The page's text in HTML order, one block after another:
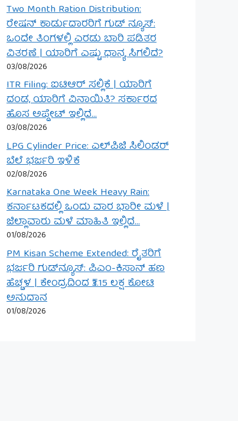
Two Month Ration Distribution:
ರೇಷನ್ ಕಾರ್ಡುದಾರರಿಗೆ ಗುಡ್ ನ್ಯೂಸ್:
ಒಂದೇ ತಿಂಗಳಲ್ಲಿ ಎರಡು ಬಾರಿ ಪಡಿತರ
ವಿತರಣೆ | ಯಾರಿಗೆ ಎಷ್ಟು ಧಾನ್ಯ ಸಿಗಲಿದೆ?
03/08/2026
ITR Filing: ಐಟಿಆರ್ ಸಲ್ಲಿಕೆ | ಯಾರಿಗೆ
ದಂಡ, ಯಾರಿಗೆ ವಿನಾಯಿತಿ? ಸರ್ಕಾರದ
ಹೊಸ ಅಪ್ಡೇಟ್ ಇಲ್ಲಿದೆ…
03/08/2026
LPG Cylinder Price: ಎಲ್‌ಪಿಜಿ ಸಿಲಿಂಡರ್
ಬೆಲೆ ಭರ್ಜರಿ ಇಳಿಕೆ
02/08/2026
Karnataka One Week Heavy Rain:
ಕರ್ನಾಟಕದಲ್ಲಿ ಒಂದು ವಾರ ಭಾರೀ ಮಳೆ |
ಜಿಲ್ಲಾವಾರು ಮಳೆ ಮಾಹಿತಿ ಇಲ್ಲಿದೆ…
01/08/2026
PM Kisan Scheme Extended: ರೈತರಿಗೆ
ಭರ್ಜರಿ ಗುಡ್‌ನ್ಯೂಸ್: ಪಿಎಂ-ಕಿಸಾನ್ ಹಣ
ಹೆಚ್ಚಳ | ಕೇಂದ್ರದಿಂದ ₹3.15 ಲಕ್ಷ ಕೋಟಿ
ಅನುದಾನ
01/08/2026